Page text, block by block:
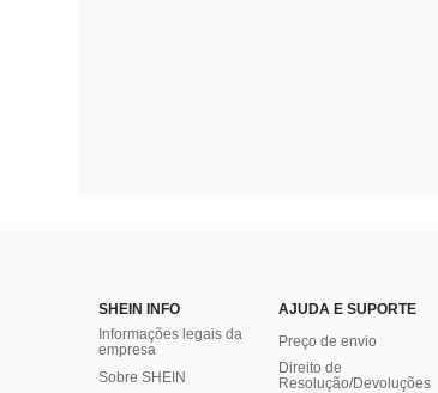
SHEIN INFO
Informações legais da
empresa
Sobre SHEIN
AJUDA E SUPORTE
Preço de envio
Direito de
Resolução/Devoluções